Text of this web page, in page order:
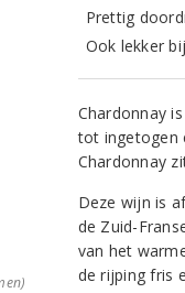
Prettig
Ook lekker
Chardonnay
tot ingetogen
Chardonnay
Deze wijn is
de Zuid-
van het
de rijping fris